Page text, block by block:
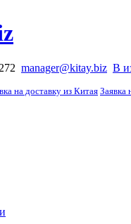
manager@kitay.biz В
на доставку из Китая Заявка